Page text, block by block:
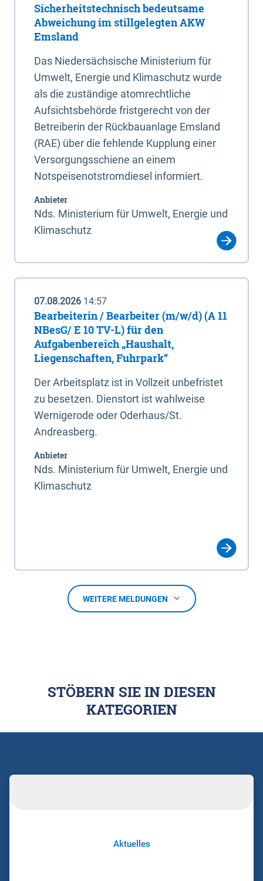
Sicherheitstechnisch bedeutsame
Abweichung im stillgelegten AKW
Emsland
Das Niedersächsische Ministerium für
Umwelt, Energie und Klimaschutz wurde
als die zuständige atomrechtliche
Aufsichtsbehörde fristgerecht von der
Betreiberin der Rückbauanlage Emsland
(RAE) über die fehlende Kupplung einer
Versorgungsschiene an einem
Notspeisenotstromdiesel informiert.
Anbieter
Nds. Ministerium für Umwelt, Energie und
Klimaschutz
07.08.2026 14:57
Bearbeiterin / Bearbeiter (m/w/d) (A 11
NBesG/ E 10 TV-L) für den
Aufgabenbereich „Haushalt,
Liegenschaften, Fuhrpark“
Der Arbeitsplatz ist in Vollzeit unbefristet
zu besetzen. Dienstort ist wahlweise
Wernigerode oder Oderhaus/St.
Andreasberg.
Anbieter
Nds. Ministerium für Umwelt, Energie und
Klimaschutz
WEITERE MELDUNGEN
STÖBERN SIE IN DIESEN
KATEGORIEN
Aktuelles